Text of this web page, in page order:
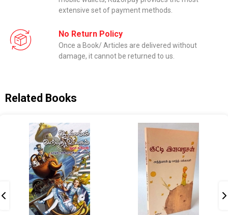
extensive set of payment methods.
No Return Policy
Once a Book/ Articles are delivered without
damage, it cannot be returned to us.
Related Books